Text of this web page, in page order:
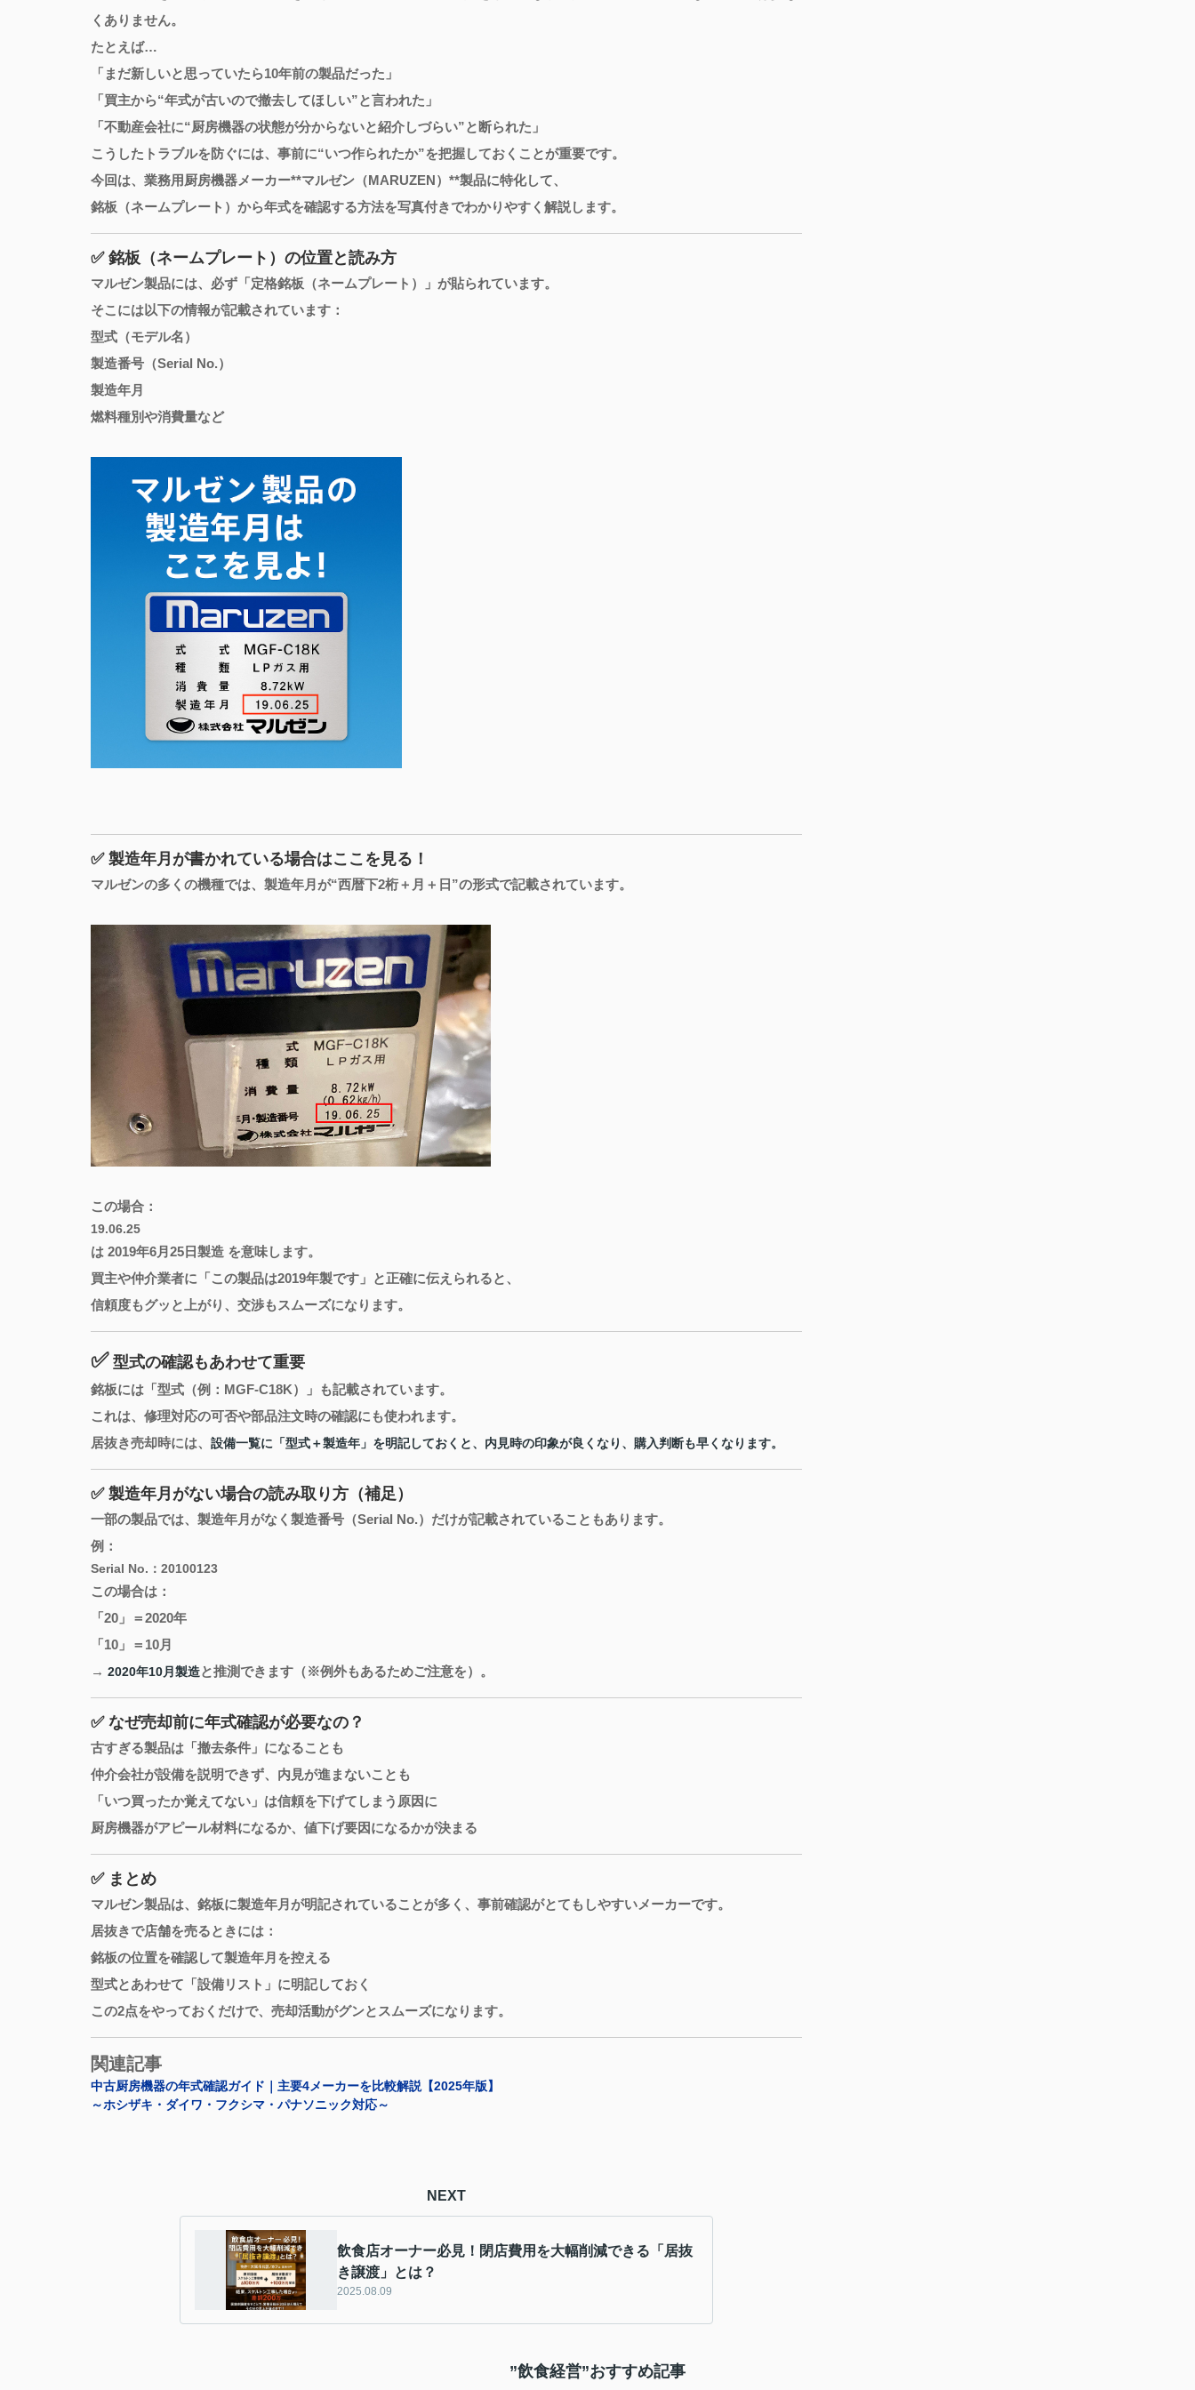
くありません。
たとえば…
「まだ新しいと思っていたら10年前の製品だった」
「買主から“年式が古いので撤去してほしい”と言われた」
「不動産会社に“厨房機器の状態が分からないと紹介しづらい”と断られた」
こうしたトラブルを防ぐには、事前に“いつ作られたか”を把握しておくことが重要です。
今回は、業務用厨房機器メーカー**マルゼン（MARUZEN）**製品に特化して、
銘板（ネームプレート）から年式を確認する方法を写真付きでわかりやすく解説します。
✅ 銘板（ネームプレート）の位置と読み方
マルゼン製品には、必ず「定格銘板（ネームプレート）」が貼られています。
そこには以下の情報が記載されています：
型式（モデル名）
製造番号（Serial No.）
製造年月
燃料種別や消費量など
✅ 製造年月が書かれている場合はここを見る！
マルゼンの多くの機種では、製造年月が“西暦下2桁＋月＋日”の形式で記載されています。
この場合：
19.06.25
は 2019年6月25日製造 を意味します。
買主や仲介業者に「この製品は2019年製です」と正確に伝えられると、
信頼度もグッと上がり、交渉もスムーズになります。
✅ 型式の確認もあわせて重要
銘板には「型式（例：MGF-C18K）」も記載されています。
これは、修理対応の可否や部品注文時の確認にも使われます。
居抜き売却時には、 設備一覧に「型式＋製造年」を明記しておくと、内見時の印象が良くなり、購入判断も早くなります。
✅ 製造年月がない場合の読み取り方（補足）
一部の製品では、製造年月がなく製造番号（Serial No.）だけが記載されていることもあります。
例：
Serial No.：20100123
この場合は：
「20」＝2020年
「10」＝10月
→ 2020年10月製造と推測できます（※例外もあるためご注意を）。
✅ なぜ売却前に年式確認が必要なの？
古すぎる製品は「撤去条件」になることも
仲介会社が設備を説明できず、内見が進まないことも
「いつ買ったか覚えてない」は信頼を下げてしまう原因に
厨房機器がアピール材料になるか、値下げ要因になるかが決まる
✅ まとめ
マルゼン製品は、銘板に製造年月が明記されていることが多く、事前確認がとてもしやすいメーカーです。
居抜きで店舗を売るときには：
銘板の位置を確認して製造年月を控える
型式とあわせて「設備リスト」に明記しておく
この2点をやっておくだけで、売却活動がグンとスムーズになります。
関連記事
中古厨房機器の年式確認ガイド｜主要4メーカーを比較解説【2025年版】
～ホシザキ・ダイワ・フクシマ・パナソニック対応～
NEXT
飲食店オーナー必見！閉店費用を大幅削減できる「居抜
き譲渡」とは？
2025.08.09
”飲食経営”おすすめ記事